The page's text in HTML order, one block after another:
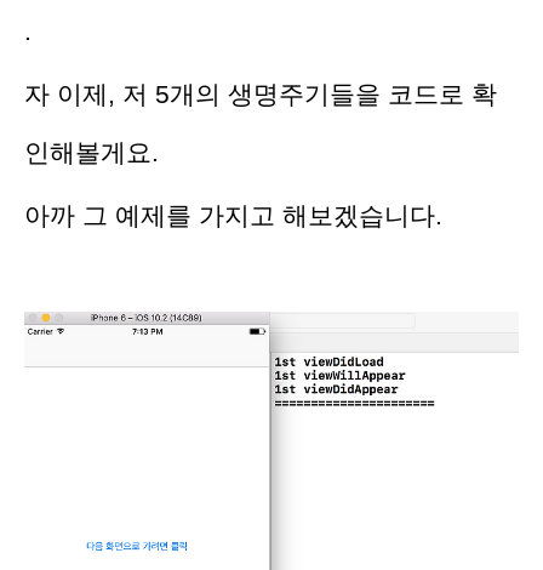
자 이제, 저 5개의 생명주기들을 코드로 확
인해볼게요.
아까 그 예제를 가지고 해보겠습니다.